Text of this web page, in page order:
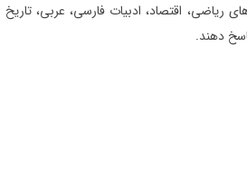
باید به سوالات درس‌های ریاضی، اقتصاد، ادبیات